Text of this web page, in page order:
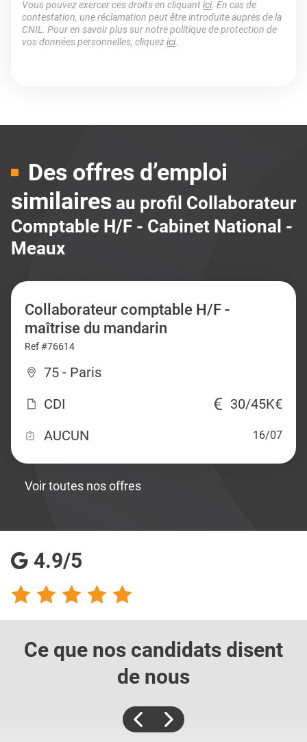
Vous pouvez exercer ces droits en cliquantici. En cas de
contestation, une réclamation peut être introduite auprès de la
CNIL. Pour en savoir plus sur notre politique de protection de
vos données personnelles, cliquezici.
Des offres d’emploi
similaires au profil Collaborateur
Comptable H/F - Cabinet National -
Meaux
Collaborateur comptable H/F -
maîtrise du mandarin
Ref #76614
75 - Paris
CDI
30/45K€
AUCUN
16/07
Voir toutes nos offres
4.9/5
Ce que nos candidats disent
de nous